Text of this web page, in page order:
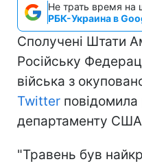
Не трать время на
РБК-Украина в
Сполучені Штати
Російську
війська з
Twitter
департаменту США
"Травень був